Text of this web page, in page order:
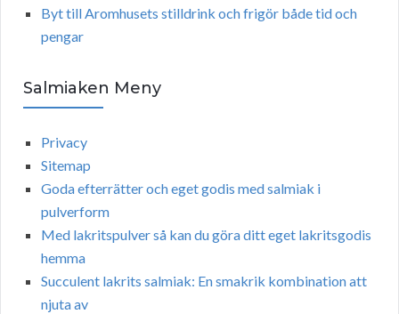
Byt till Aromhusets stilldrink och frigör både tid och
pengar
Salmiaken Meny
Privacy
Sitemap
Goda efterrätter och eget godis med salmiak i
pulverform
Med lakritspulver så kan du göra ditt eget lakritsgodis
hemma
Succulent lakrits salmiak: En smakrik kombination att
njuta av